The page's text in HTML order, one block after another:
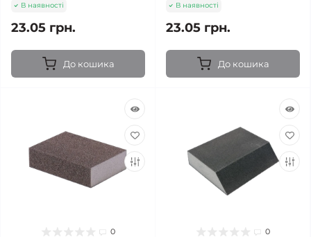
В наявності
23.05 грн.
До кошика
В наявності
23.05 грн.
До кошика
0 0